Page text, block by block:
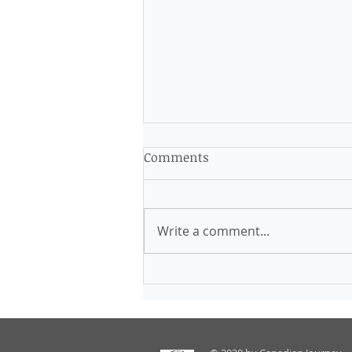
Tomorrow is the day!
Comments
Write a comment...